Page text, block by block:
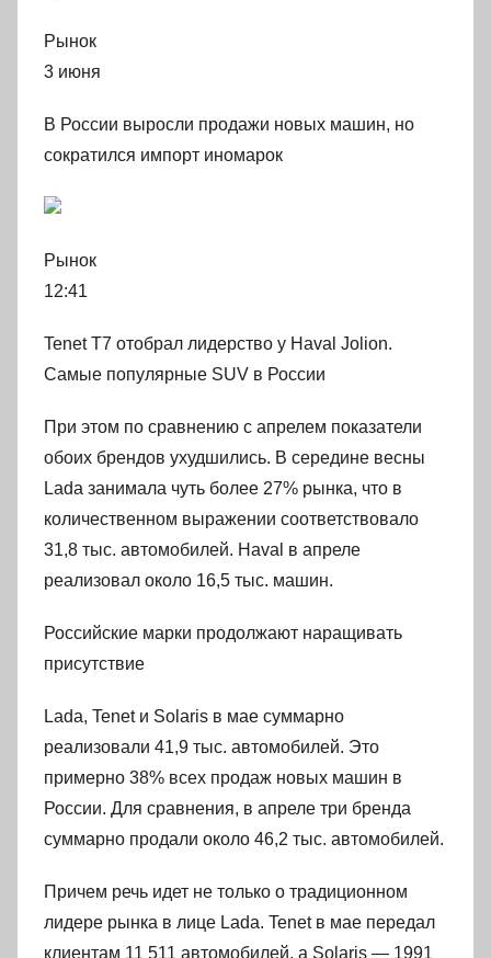
Рынок
3 июня
В России выросли продажи новых машин, но
сократился импорт иномарок
Рынок
12:41
Tenet Т7 отобрал лидерство у Haval Jolion.
Самые популярные SUV в России
При этом по сравнению с апрелем показатели
обоих брендов ухудшились. В середине весны
Lada занимала чуть более 27% рынка, что в
количественном выражении соответствовало
31,8 тыс. автомобилей. Haval в апреле
реализовал около 16,5 тыс. машин.
Российские марки продолжают наращивать
присутствие
Lada, Tenet и Solaris в мае суммарно
реализовали 41,9 тыс. автомобилей. Это
примерно 38% всех продаж новых машин в
России. Для сравнения, в апреле три бренда
суммарно продали около 46,2 тыс. автомобилей.
Причем речь идет не только о традиционном
лидере рынка в лице Lada. Tenet в мае передал
клиентам 11 511 автомобилей, а Solaris — 1991